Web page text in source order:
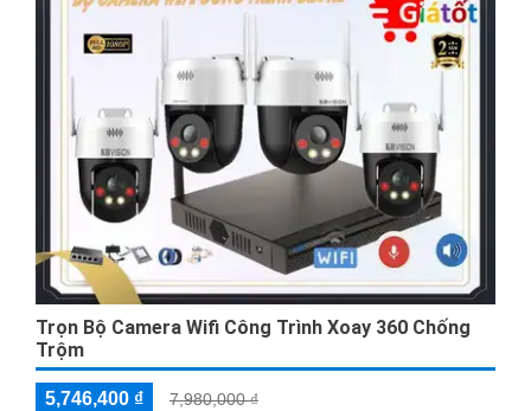
Trọn Bộ Camera Wifi Công Trình Xoay 360 Chống
Trộm
5,746,400 ₫ 7,980,000 ₫